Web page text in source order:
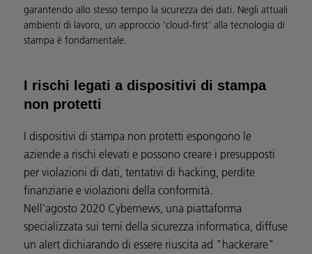
garantendo allo stesso tempo la sicurezza dei dati. Negli attuali
ambienti di lavoro, un approccio 'cloud-first' alla tecnologia di
stampa è fondamentale.
I rischi legati a dispositivi di stampa
non protetti
I dispositivi di stampa non protetti espongono le
aziende a rischi elevati e possono creare i presupposti
per violazioni di dati, tentativi di hacking, perdite
finanziarie e violazioni della conformità.
Nell'agosto 2020 Cybernews, una piattaforma
specializzata sui temi della sicurezza informatica, diffuse
un alert dichiarando di essere riuscita ad "hackerare"